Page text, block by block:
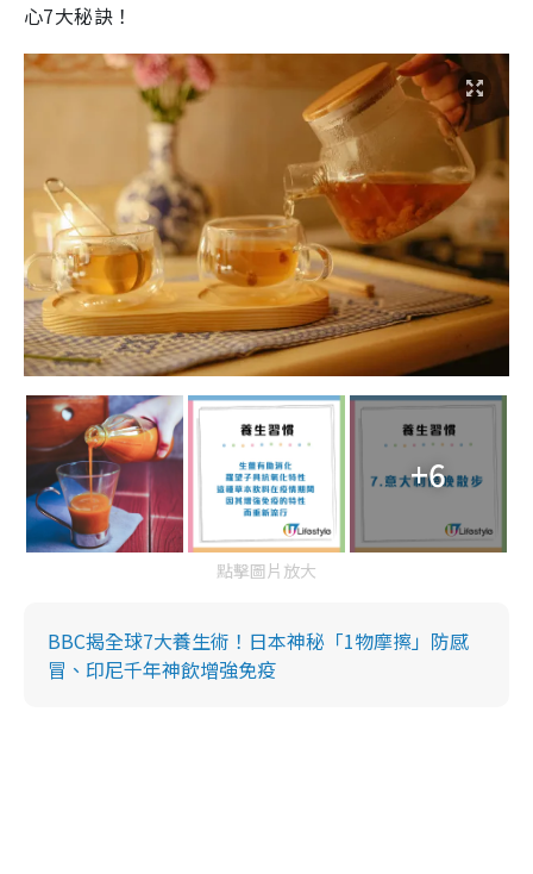
心7大秘訣！
+6
點擊圖片放大
BBC揭全球7大養生術！日本神秘「1物摩擦」防感
冒、印尼千年神飲增強免疫